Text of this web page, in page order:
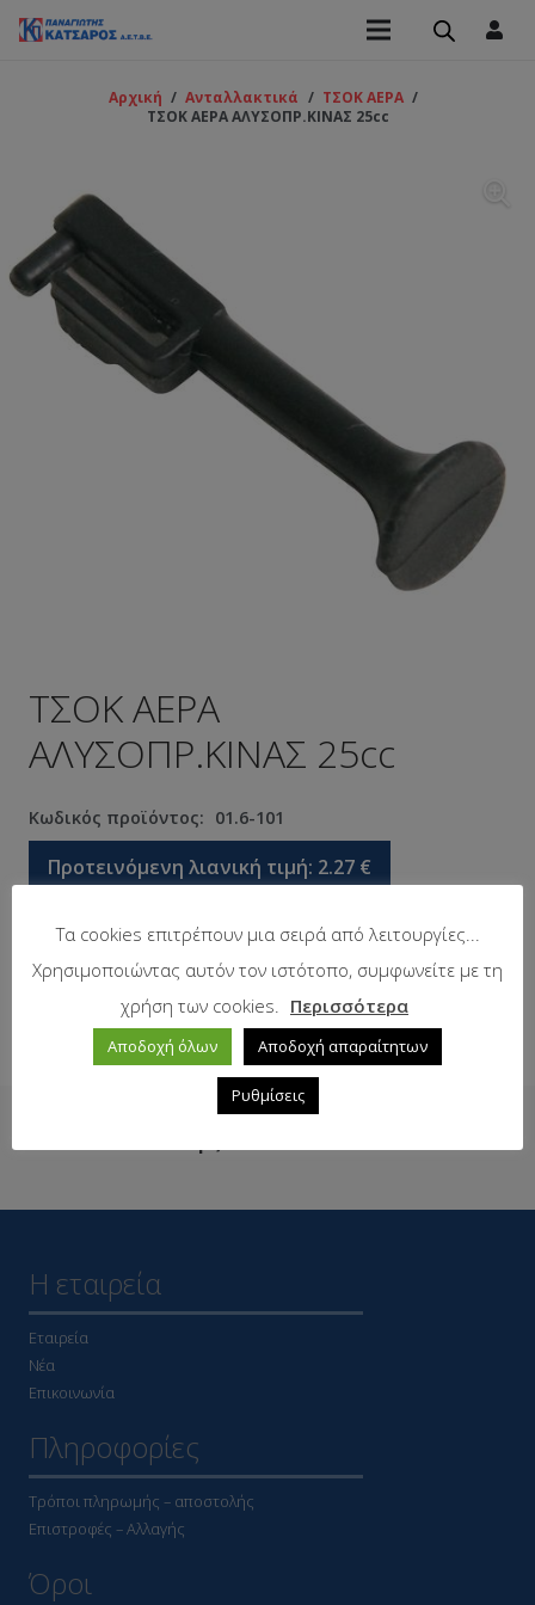
Αρχική / Ανταλλακτικά / ΤΣΟΚ ΑΕΡΑ /
ΤΣΟΚ ΑΕΡΑ ΑΛΥΣΟΠΡ.ΚΙΝΑΣ 25cc
ΤΣΟΚ ΑΕΡΑ
ΑΛΥΣΟΠΡ.ΚΙΝΑΣ 25cc
Κωδικός προϊόντος: 01.6-101
Προτεινόμενη λιανική τιμή: 2.27 €
Η εταιρεία
Εταιρεία
Νέα
Επικοινωνία
Πληροφορίες
Τρόποι πληρωμής – αποστολής
Επιστροφές – Αλλαγής
Όροι
Τα cookies επιτρέπουν μια σειρά από λειτουργίες...
Χρησιμοποιώντας αυτόν τον ιστότοπο, συμφωνείτε με τη
χρήση των cookies.
Περισσότερα
Αποδοχή όλων Αποδοχή απαραίτητων
Ρυθμίσεις